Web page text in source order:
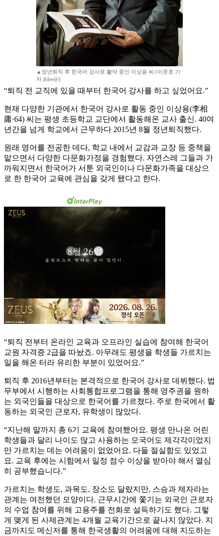
▲정년퇴직 후 한국어 강사로 활약 중인 이상용 씨.(이준호 기
자 jhlee@)
“퇴직 전 교직에 있을 때부터 한국어 강사를 하고 싶었어요.”
현재 다양한 기관에서 한국어 강사로 활동 중인 이상용(李相
庸·64) 씨는 평생 초등학교 교단에서 활동해온 교사 출신. 40여
년간을 넘게 학교에서 근무하다 2015년 8월 정년퇴직했다.
원래 영어를 전공한 데다, 학교 내에서 교감과 교장 등 중책을
맡으면서 다양한 다문화가정을 경험했다. 자연스레 그들과 가
까워지면서 한국어가 서툰 외국인이나 다문화가족을 대상으
로 한 한국어 교육에 관심을 갖게 됐다고 한다.
“퇴직 전부터 온라인 교육과 오프라인 실습에 참여해 한국어
교원 자격증 2급을 따놨죠. 아무래도 평생을 학생들 가르치는
일을 해온 터라 유리한 부분이 있었어요.”
퇴직 후 2016년부터는 본격적으로 한국어 강사로 데뷔했다. 법
무부에서 시행하는 사회통합프로그램을 통해 영주권을 원하
는 외국인들을 대상으로 한국어를 가르쳤다. 주로 한국에서 활
동하는 외국인 근로자, 유학생이 많았다.
“지난해 말까지 총 6기 교육에 참여했어요. 평생 만나온 어린
학생들과 달리 나이도 많고 사용하는 모국어도 제각각이었지
만 가르치는 데는 어려움이 없었어요. 다들 절실함도 있었고
요. 교육 후에는 시험에서 일정 점수 이상을 받아야 해서 열심
히 공부했습니다.”
가르치는 학생도, 과목도, 장소도 달랐지만, 스승과 제자라는
관계는 여전했던 모양이다. 근무시간에 쫓기는 외국인 근로자
의 수업 참여를 위해 고용주를 전화로 설득하기도 했다. 그렇
게 맺게 된 사제관계는 4개월 교육기간으로 끝나지 않았다. 지
금까지도 메신저를 통해 한국생활의 어려움에 대해 지도하는